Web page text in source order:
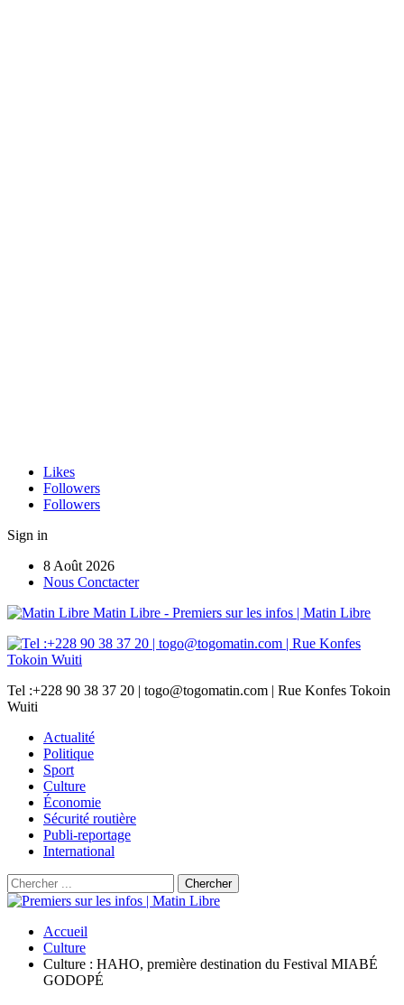
Likes
Followers
Followers
Sign in
8 Août 2026
Nous Conctacter
Matin Libre - Premiers sur les infos | Matin Libre
Tel :+228 90 38 37 20 | togo@togomatin.com | Rue Konfes Tokoin
Wuiti
Actualité
Politique
Sport
Culture
Économie
Sécurité routière
Publi-reportage
International
Accueil
Culture
Culture : HAHO, première destination du Festival MIABÉ
GODOPÉ